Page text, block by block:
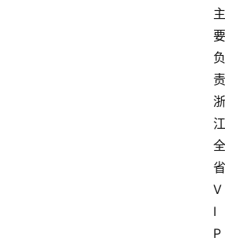
主
要
负
责
浙
江
全
省
V
I
P